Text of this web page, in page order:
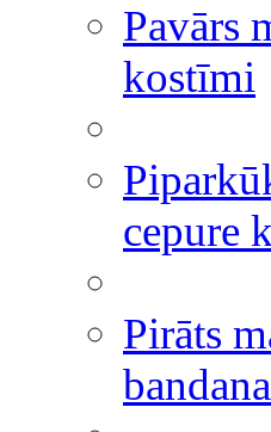
Pavārs
kostīmi
cepure
Pirāts